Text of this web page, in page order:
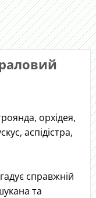
орхідея,
аспідістра,
справжній
та